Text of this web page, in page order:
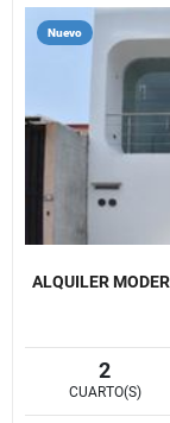
Nuevo
ALQUILER
2
CUARTO(S)